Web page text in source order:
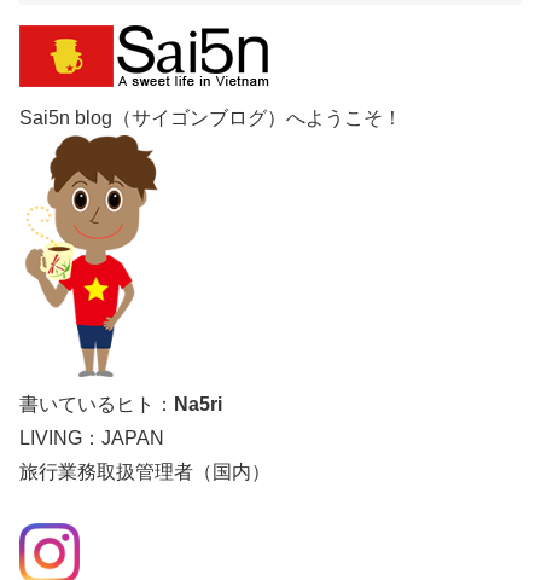
Sai5n blog（サイゴンブログ）へようこそ！
書いているヒト： Na5ri
LIVING：JAPAN
旅行業務取扱管理者（国内）